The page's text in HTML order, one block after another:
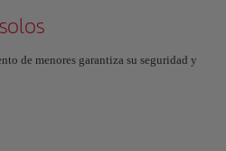
de menores garantiza su seguridad y